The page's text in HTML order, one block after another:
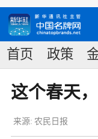
首页 政策
这个春天
来源: 农民日报